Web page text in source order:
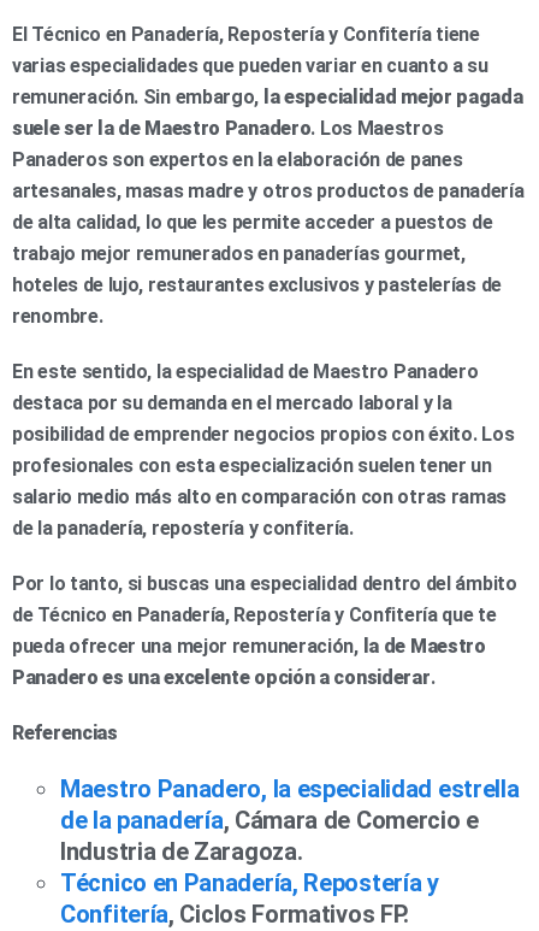
El Técnico en Panadería, Repostería y Confitería tiene
varias especialidades que pueden variar en cuanto a su
remuneración. Sin embargo, la especialidad mejor pagada
suele ser la de Maestro Panadero. Los Maestros
Panaderos son expertos en la elaboración de panes
artesanales, masas madre y otros productos de panadería
de alta calidad, lo que les permite acceder a puestos de
trabajo mejor remunerados en panaderías gourmet,
hoteles de lujo, restaurantes exclusivos y pastelerías de
renombre.
En este sentido, la especialidad de Maestro Panadero
destaca por su demanda en el mercado laboral y la
posibilidad de emprender negocios propios con éxito. Los
profesionales con esta especialización suelen tener un
salario medio más alto en comparación con otras ramas
de la panadería, repostería y confitería.
Por lo tanto, si buscas una especialidad dentro del ámbito
de Técnico en Panadería, Repostería y Confitería que te
pueda ofrecer una mejor remuneración, la de Maestro
Panadero es una excelente opción a considerar.
Referencias
Maestro Panadero, la especialidad estrella
de la panadería, Cámara de Comercio e
Industria de Zaragoza.
Técnico en Panadería, Repostería y
Confitería, Ciclos Formativos FP.